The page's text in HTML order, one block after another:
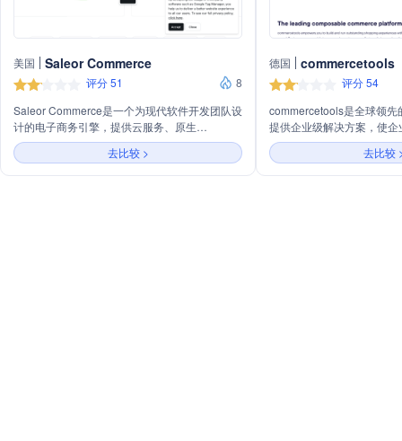
美国 Saleor Commerce
评分 51
8
Saleor Commerce是一个为现代软件开发团队设
计的电子商务引擎，提供云服务、原生
GraphQL、无头、可组合、可扩展和开源等特
性。它支持全球运营，包括仓库、客户、结账、
优惠券和促销活动，适用于B2B和D2C模式，并
去比较 >
德国 commercetools
评分 54
commercetools是全球领先
提供企业级解决方案，使
色的购物体验，具有显著
和快速速度。平台支持
商业模式，实现全渠道管
去比较